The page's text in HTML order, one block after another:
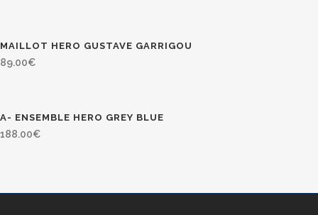
MAILLOT HERO GUSTAVE GARRIGOU
89.00€
A- ENSEMBLE HERO GREY BLUE
188.00€